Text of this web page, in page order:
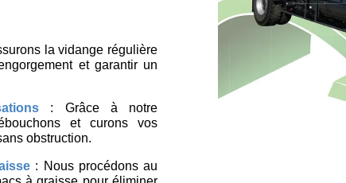
la vidange régulière
et garantir un
: Grâce à notre
et curons vos
obstruction.
: Nous procédons au